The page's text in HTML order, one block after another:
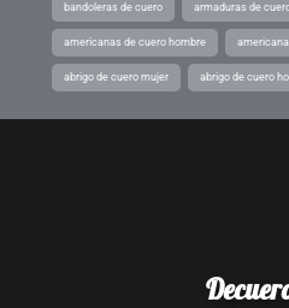
bandoleras de cuero armaduras de
americanas de cuero hombre
abrigo de cuero mujer abrigo de cuero